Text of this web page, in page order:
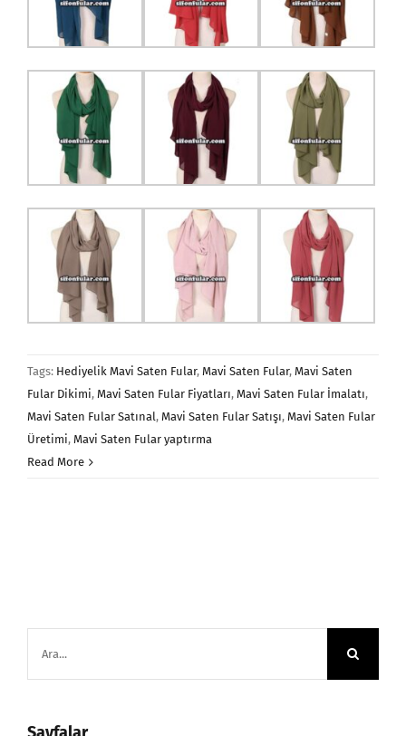
Tags: Hediyelik Mavi Saten Fular, Mavi Saten Fular, Mavi Saten
Fular Dikimi, Mavi Saten Fular Fiyatları, Mavi Saten Fular İmalatı,
Mavi Saten Fular Satınal, Mavi Saten Fular Satışı, Mavi Saten Fular
Üretimi, Mavi Saten Fular yaptırma
Read More